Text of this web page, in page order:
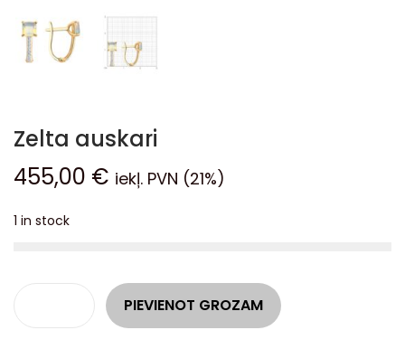
Zelta auskari
455,00 € iekļ. PVN (21%)
1 in stock
PIEVIENOT GROZAM